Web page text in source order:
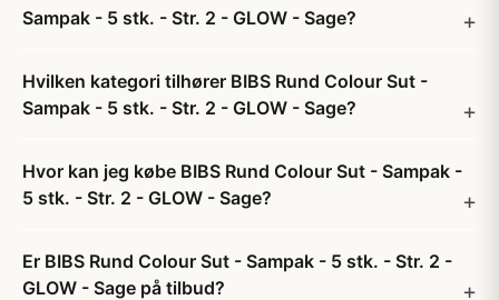
Sampak - 5 stk. - Str. 2 - GLOW - Sage?
Hvilken kategori tilhører BIBS Rund Colour Sut -
Sampak - 5 stk. - Str. 2 - GLOW - Sage?
Hvor kan jeg købe BIBS Rund Colour Sut - Sampak -
5 stk. - Str. 2 - GLOW - Sage?
Er BIBS Rund Colour Sut - Sampak - 5 stk. - Str. 2 -
GLOW - Sage på tilbud?